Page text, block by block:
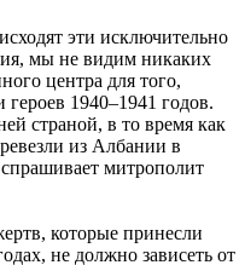
эти исключительно
мы не видим никаких
центра для того,
героев 1940–1941 годов.
страной, в то время как
из Албании в
митрополит
которые принесли
не должно зависеть от